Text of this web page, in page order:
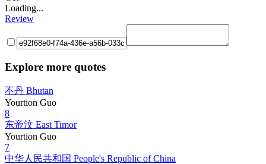
Loading...
Review
Explore more quotes
不丹 Bhutan
Yourtion Guo
8
东帝汶 East Timor
Yourtion Guo
7
中华人民共和国 People's Republic of China